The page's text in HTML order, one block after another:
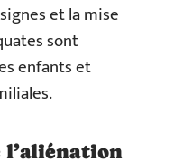
et la mise
sont
enfants et
l’aliénation